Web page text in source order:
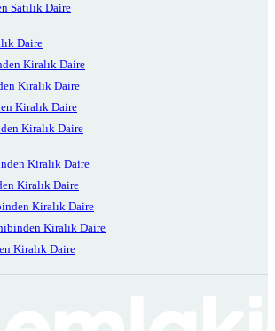
Satılık Daire
Daire
Kiralık Daire
Kiralık Daire
Kiralık Daire
Kiralık Daire
Kiralık Daire
Kiralık Daire
Kiralık Daire
Kiralık Daire
Kiralık Daire